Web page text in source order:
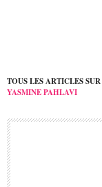
TOUS LES ARTICLES SUR
YASMINE PAHLAVI